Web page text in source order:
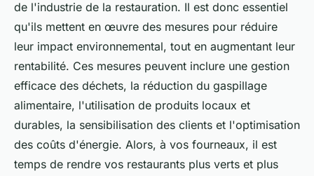
de l'industrie de la restauration. Il est donc essentiel
qu'ils mettent en œuvre des mesures pour réduire
leur impact environnemental, tout en augmentant leur
rentabilité. Ces mesures peuvent inclure une gestion
efficace des déchets, la réduction du gaspillage
alimentaire, l'utilisation de produits locaux et
durables, la sensibilisation des clients et l'optimisation
des coûts d'énergie. Alors, à vos fourneaux, il est
temps de rendre vos restaurants plus verts et plus